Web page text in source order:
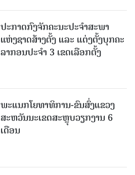
ປະກາດກົງຈັກຄະນະປະຈໍາສະພາ
ແຫ່ງຊາດສ້າງຕັ້ງ ແລະ ແຕ່ງຕັ້ງບຸກຄະ
ລາກອນປະຈໍາ 3 ເຂດເລືອກຕັ້ງ
ພະແນກໂຍທາທິການ-ຂົນສົ່ງແຂວງ
ສະຫວັນນະເຂດສະຫຼຸບວຽກງານ 6
ເດືອນ